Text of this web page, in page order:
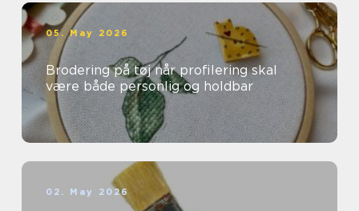
05. May 2026
Brodering på tøj når profilering skal
være både personlig og holdbar
02. May 2026